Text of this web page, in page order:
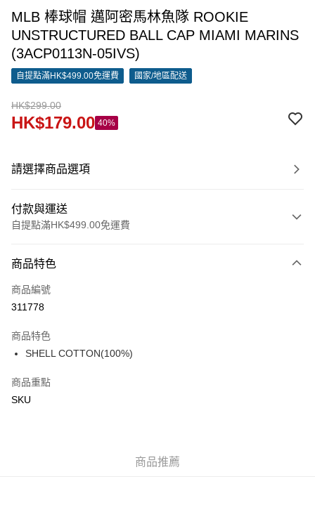
MLB 棒球帽 邁阿密馬林魚隊 ROOKIE
UNSTRUCTURED BALL CAP MIAMI MARINS
(3ACP0113N-05IVS)
自提點滿HK$499.00免運費 國家/地區配送
HK$299.00
HK$179.00 40%
請選擇商品選項
付款與運送
自提點滿HK$499.00免運費
信用卡
Apple Pay
AlipayHK
WeChat Pay
商品特色
商品編號
311778
商品特色
SHELL COTTON(100%)
商品重點
SKU
商品推薦